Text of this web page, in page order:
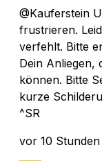
@Kauferstein
frustrieren.
verfehlt. Bitte
Dein Anliegen,
können. Bitte
kurze
^SR
vor 10 Stunden